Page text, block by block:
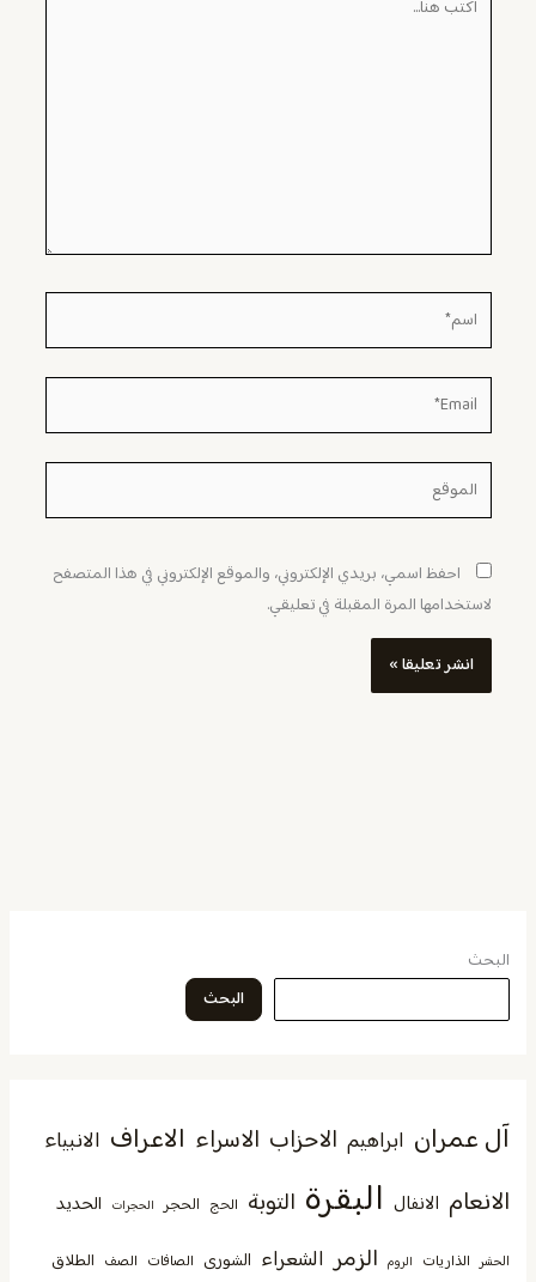
اسم*
Email*
الموقع
احفظ اسمي، بريدي الإلكتروني، والموقع الإلكتروني في هذا المتصفح
لاستخدامها المرة المقبلة في تعليقي.
البحث
البحث
آل عمران ابراهيم الاحزاب الاسراء الاعراف الانبياء
الانعام الانفال البقرة التوبة الحج الحجر الحجرات الحديد
الحشر الذاريات الروم الزمر الشعراء الشورى الصافات الصف الطلاق